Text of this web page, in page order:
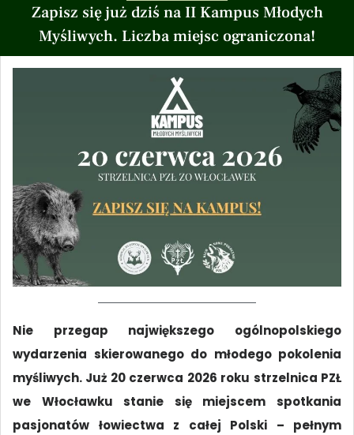
Zapisz się już dziś na II Kampus Młodych
Myśliwych. Liczba miejsc ograniczona!
Nie przegap największego ogólnopolskiego
wydarzenia skierowanego do młodego pokolenia
myśliwych. Już 20 czerwca 2026 roku strzelnica PZŁ
we Włocławku stanie się miejscem spotkania
pasjonatów łowiectwa z całej Polski – pełnym